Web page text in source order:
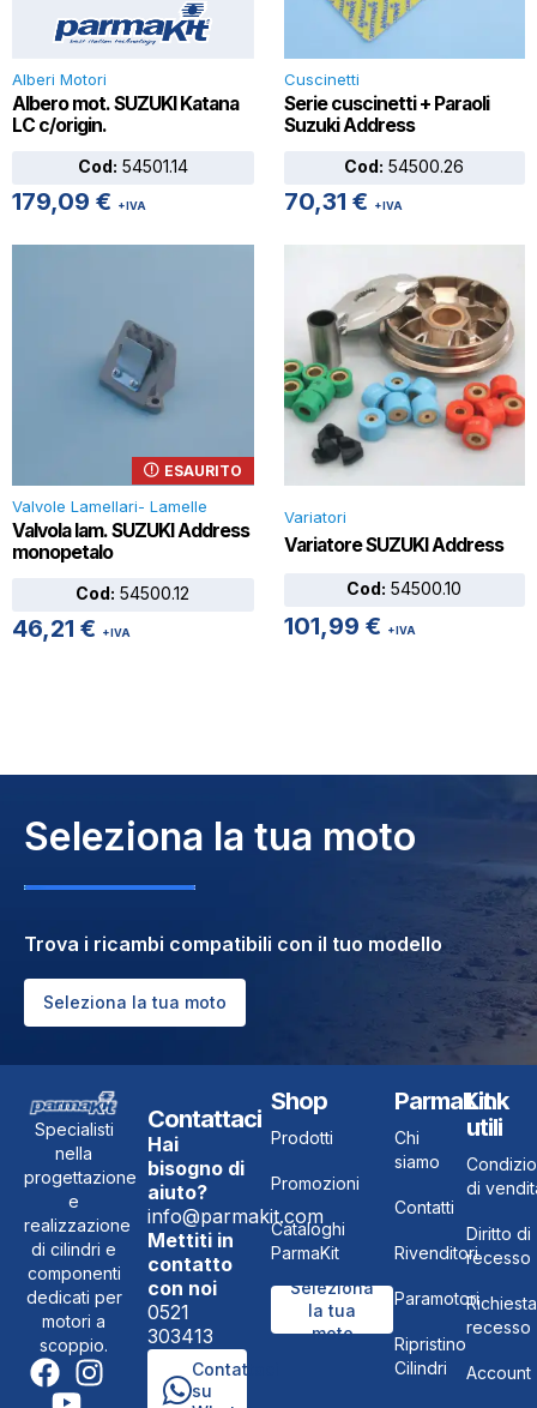
Alberi Motori
Albero mot. SUZUKI Katana
LC c/origin.
Cod: 54501.14
179,09 € +IVA
Cuscinetti
Serie cuscinetti + Paraoli
Suzuki Address
Cod: 54500.26
70,31 € +IVA
Valvole Lamellari- Lamelle
Valvola lam. SUZUKI Address
monopetalo
Cod: 54500.12
46,21 € +IVA
ESAURITO
Variatori
Variatore SUZUKI Address
Cod: 54500.10
101,99 € +IVA
Seleziona la tua moto
Trova i ricambi compatibili con il tuo modello
Seleziona la tua moto
Specialisti
nella
progettazione
e
realizzazione
di cilindri e
componenti
dedicati per
motori a
scoppio.
Contattaci
Hai
bisogno di
aiuto?
info@parmakit.com
Mettiti in
contatto
con noi
0521
303413
Contattaci
su
Shop
Prodotti
Promozioni
Cataloghi
ParmaKit
Seleziona
la tua
moto
ParmaKit
Chi
siamo
Contatti
Rivenditori
Paramotori
Ripristino
Cilindri
Link
utili
di
Diritto di
recesso
Richiesta
recesso
Account